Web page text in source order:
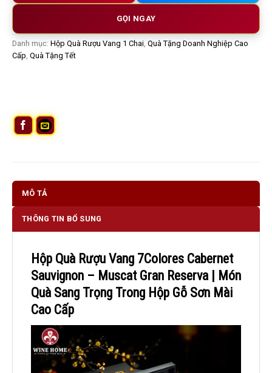
GỌI NGAY
Danh mục: Hộp Quà Rượu Vang 1 Chai Quà Tặng Doanh Nghiệp Cao
Cấp Quà Tặng Tết
MÔ TẢ
THÔNG TIN BỔ SUNG
Hộp Quà Rượu Vang 7Colores Cabernet
Sauvignon – Muscat Gran Reserva | Món
Quà Sang Trọng Trong Hộp Gỗ Sơn Mài
Cao Cấp